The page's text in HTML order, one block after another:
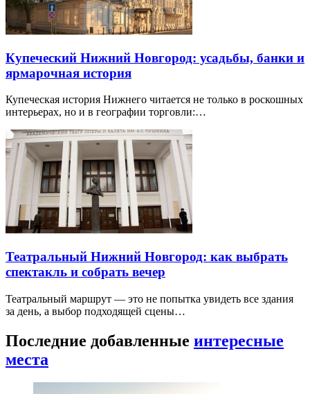
Купеческий Нижний Новгород: усадьбы, банки и
ярмарочная история
Купеческая история Нижнего читается не только в роскошных
интерьерах, но и в географии торговли:…
Театральный Нижний Новгород: как выбрать
спектакль и собрать вечер
Театральный маршрут — это не попытка увидеть все здания
за день, а выбор подходящей сцены…
Последние добавленные интересные
места